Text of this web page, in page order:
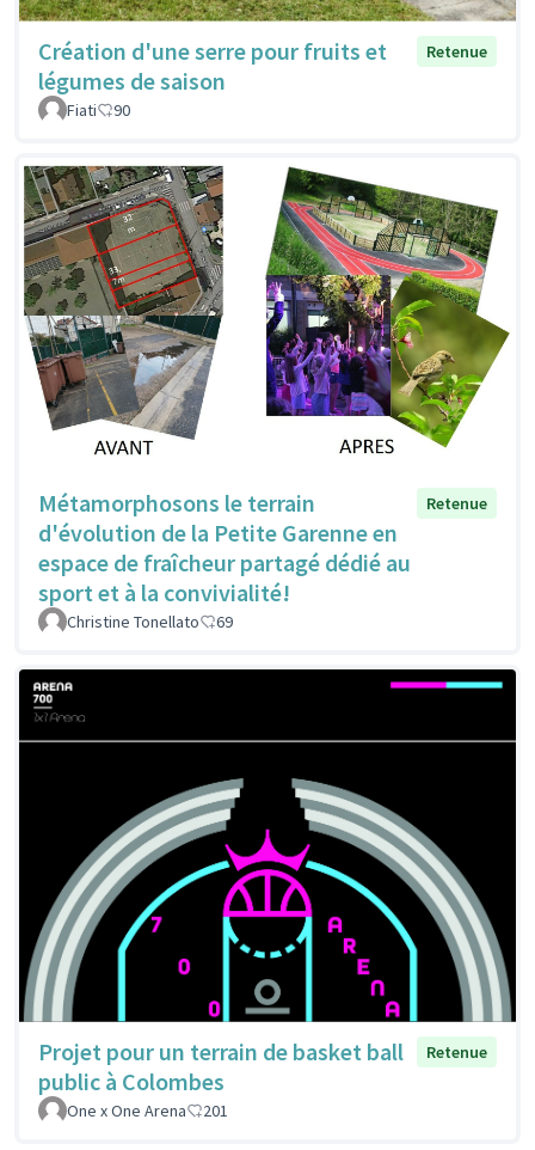
Création d'une serre pour fruits et
légumes de saison
Retenue
Fiati 90
Métamorphosons le terrain
d'évolution de la Petite Garenne en
espace de fraîcheur partagé dédié au
sport et à la convivialité!
Retenue
Christine Tonellato 69
Projet pour un terrain de basket ball
public à Colombes
Retenue
One x One Arena 201